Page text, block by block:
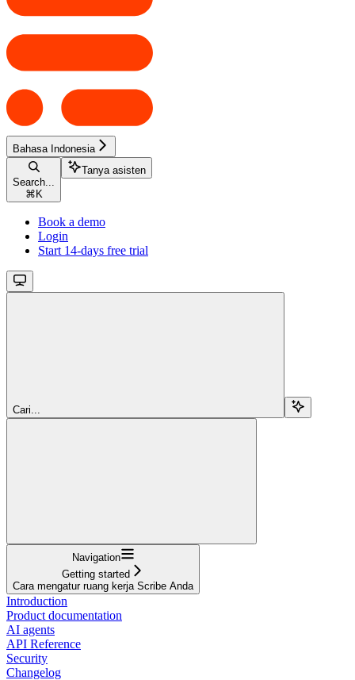
Bahasa Indonesia
Search...
⌘ K
Tanya asisten
Book a demo
Login
Start 14-days free trial
Cari...
Navigation
Getting started
Cara mengatur ruang kerja Scribe Anda
Introduction
Product documentation
AI agents
API Reference
Security
Changelog